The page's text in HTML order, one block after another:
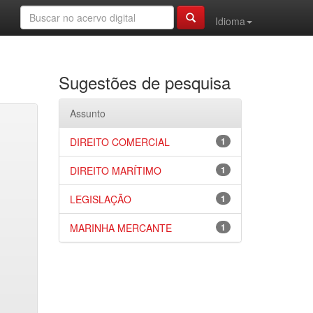
Idioma
Sugestões de pesquisa
Assunto
1
DIREITO COMERCIAL
1
DIREITO MARÍTIMO
1
LEGISLAÇÃO
1
MARINHA MERCANTE